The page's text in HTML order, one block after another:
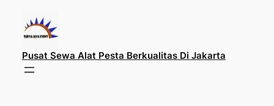
konten
Pusat Sewa Alat Pesta Berkualitas Di Jakarta